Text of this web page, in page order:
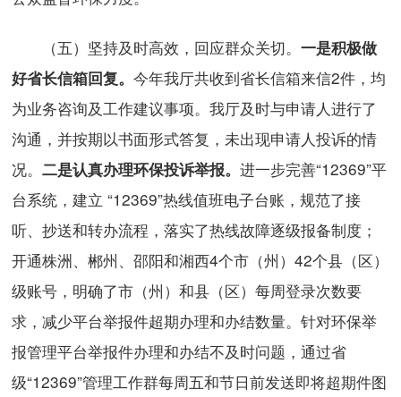
（五）坚持及时高效，回应群众关切。 一是积极做
好省长信箱回复。 今年我厅共收到省长信箱来信2件，均
为业务咨询及工作建议事项。我厅及时与申请人进行了
沟通，并按期以书面形式答复，未出现申请人投诉的情
况。 二是认真办理环保投诉举报。 进一步完善“12369”平
台系统，建立 “12369”热线值班电子台账，规范了接
听、抄送和转办流程，落实了热线故障逐级报备制度；
开通株洲、郴州、邵阳和湘西4个市（州）42个县（区）
级账号，明确了市（州）和县（区）每周登录次数要
求，减少平台举报件超期办理和办结数量。针对环保举
报管理平台举报件办理和办结不及时问题，通过省
级“12369”管理工作群每周五和节日前发送即将超期件图